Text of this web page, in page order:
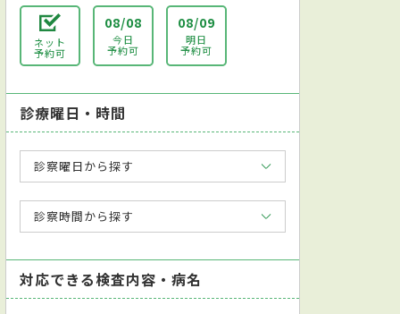
ネット
予約可
08/08
今日
予約可
08/09
明日
予約可
診療曜日・時間
診察曜日から探す
診察時間から探す
対応できる検査内容・病名